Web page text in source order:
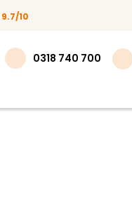
9.7/10
0318 740 700